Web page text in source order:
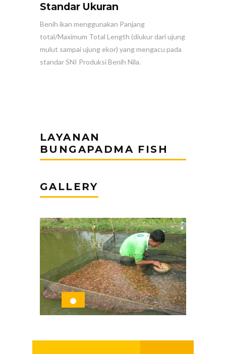
Standar Ukuran
Benih ikan menggunakan Panjang
total/Maximum Total Length (diukur dari ujung
mulut sampai ujung ekor) yang mengacu pada
standar SNI Produksi Benih Nila.
LAYANAN
BUNGAPADMA FISH
GALLERY